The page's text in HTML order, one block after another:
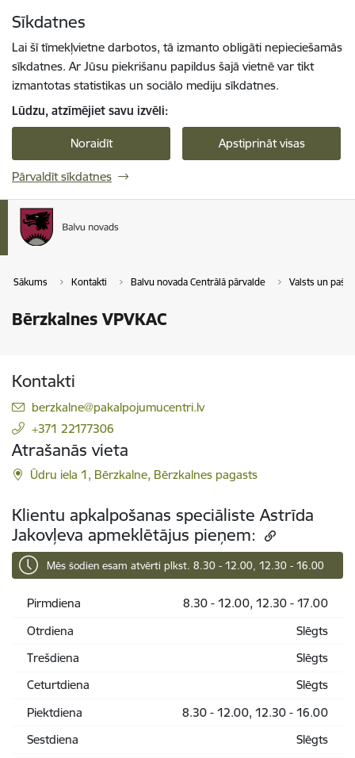
Sīkdatnes
Lai šī tīmekļvietne darbotos, tā izmanto obligāti nepieciešamās
sīkdatnes. Ar Jūsu piekrišanu papildus šajā vietnē var tikt
izmantotas statistikas un sociālo mediju sīkdatnes.
Lūdzu, atzīmējiet savu izvēli:
Noraidīt Apstiprināt visas
Pārvaldīt sīkdatnes
Sākums Kontakti Balvu novada Centrālā pārvalde Valsts un
Bērzkalnes VPVKAC
Kontakti
E-pasts:
berzkalne@pakalpojumucentri.lv
+371 22177306
Atrašanās vieta
Ūdru iela 1, Bērzkalne, Bērzkalnes pagasts
Klientu apkalpošanas speciāliste Astrīda
Jakovļeva apmeklētājus pieņem:
Mēs šodien esam atvērti plkst. 8.30 - 12.00, 12.30 - 16.00
Pirmdiena
8.30 - 12.00, 12.30 - 17.00
Otrdiena
Slēgts
Trešdiena
Slēgts
Ceturtdiena
Slēgts
Piektdiena
8.30 - 12.00, 12.30 - 16.00
Sestdiena
Slēgts